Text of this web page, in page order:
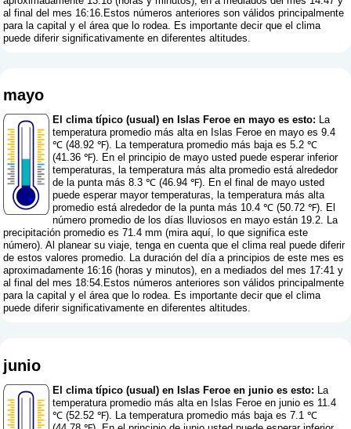
al final del mes 16:16.Estos números anteriores son válidos principalmente
para la capital y el área que lo rodea. Es importante decir que el clima
puede diferir significativamente en diferentes altitudes.
mayo
El clima típico (usual) en Islas Feroe en mayo es esto: La
temperatura promedio más alta en Islas Feroe en mayo es 9.4
℃ (48.92 ℉). La temperatura promedio más baja es 5.2 ℃
(41.36 ℉). En el principio de mayo usted puede esperar inferior
temperaturas, la temperatura más alta promedio está alrededor
de la punta más 8.3 ℃ (46.94 ℉). En el final de mayo usted
puede esperar mayor temperaturas, la temperatura más alta
promedio está alrededor de la punta más 10.4 ℃ (50.72 ℉). El
número promedio de los días lluviosos en mayo están 19.2. La
precipitación promedio es 71.4 mm (mira aquí, lo que significa este
número). Al planear su viaje, tenga en cuenta que el clima real puede diferir
de estos valores promedio. La duración del día a principios de este mes es
aproximadamente 16:16 (horas y minutos), en a mediados del mes 17:41 y
al final del mes 18:54.Estos números anteriores son válidos principalmente
para la capital y el área que lo rodea. Es importante decir que el clima
puede diferir significativamente en diferentes altitudes.
junio
El clima típico (usual) en Islas Feroe en junio es esto: La
temperatura promedio más alta en Islas Feroe en junio es 11.4
℃ (52.52 ℉). La temperatura promedio más baja es 7.1 ℃